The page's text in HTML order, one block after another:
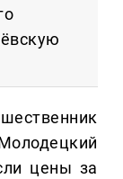
цены за